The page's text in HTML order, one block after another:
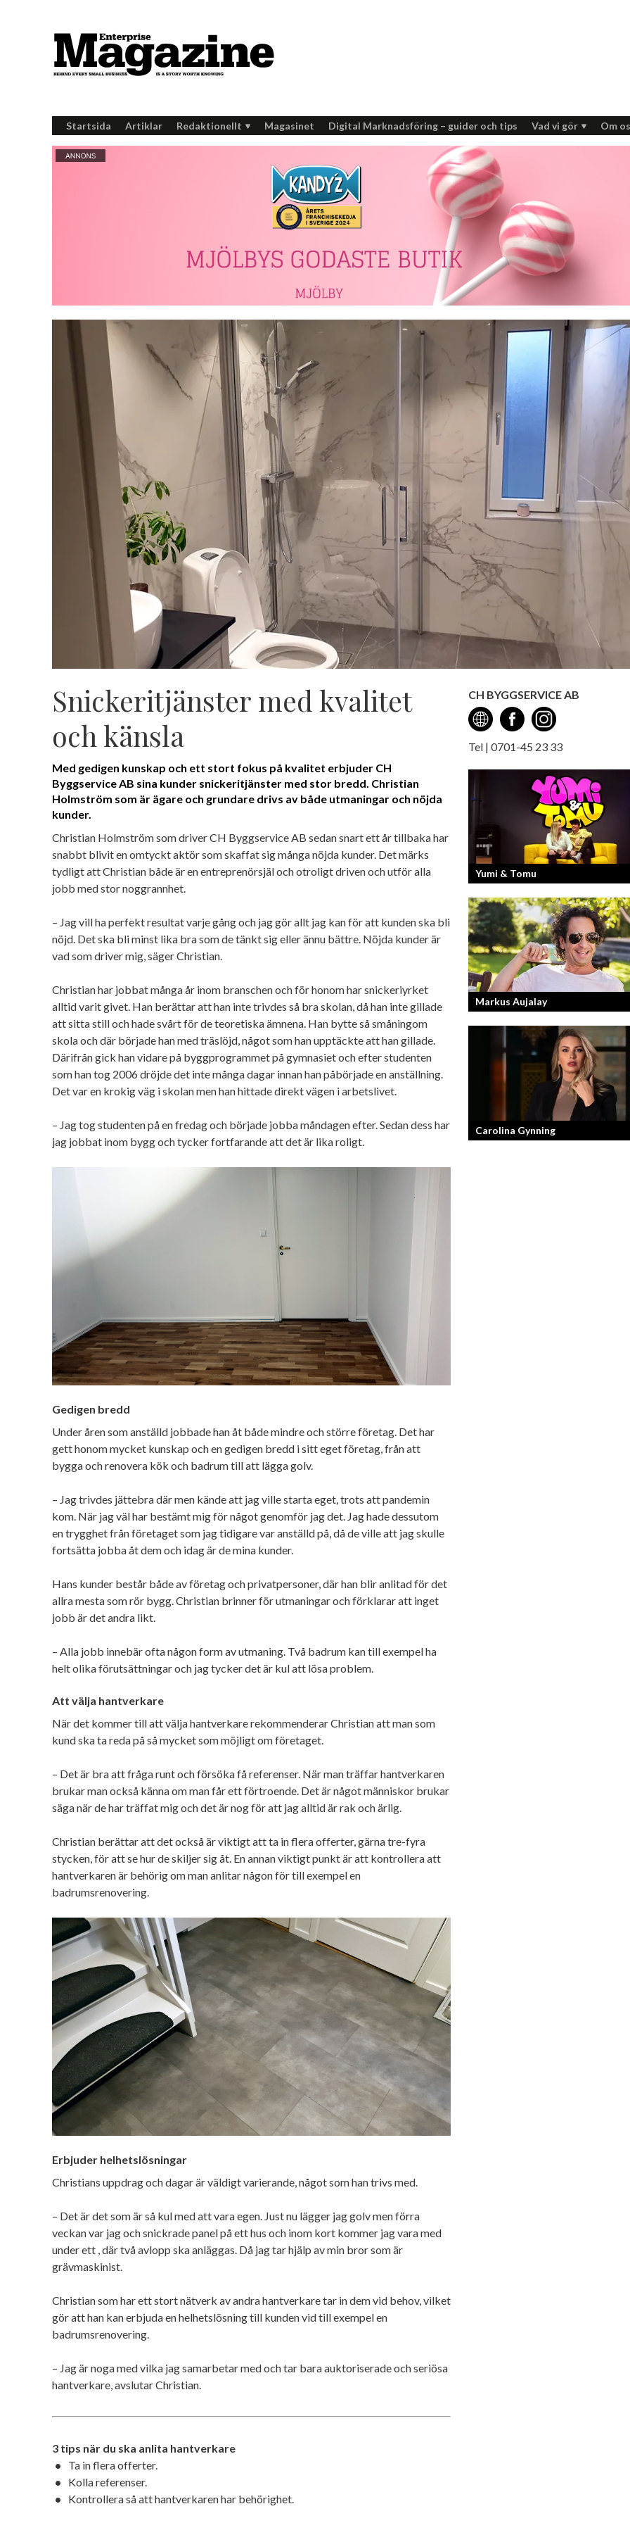
Startsida Artiklar Redaktionellt Magasinet Digital Marknadsföring – guider och tips Vad vi gör Om
Snickeritjänster med kvalitet
och känsla
Med gedigen kunskap och ett stort fokus på kvalitet erbjuder CH
Byggservice AB sina kunder snickeritjänster med stor bredd. Christian
Holmström som är ägare och grundare drivs av både utmaningar och nöjda
kunder.
Christian Holmström som driver CH Byggservice AB sedan snart ett år tillbaka har
snabbt blivit en omtyckt aktör som skaffat sig många nöjda kunder. Det märks
tydligt att Christian både är en entreprenörsjäl och otroligt driven och utför alla
jobb med stor noggrannhet.
– Jag vill ha perfekt resultat varje gång och jag gör allt jag kan för att kunden ska bli
nöjd. Det ska bli minst lika bra som de tänkt sig eller ännu bättre. Nöjda kunder är
vad som driver mig, säger Christian.
Christian har jobbat många år inom branschen och för honom har snickeriyrket
alltid varit givet. Han berättar att han inte trivdes så bra skolan, då han inte gillade
att sitta still och hade svårt för de teoretiska ämnena. Han bytte så småningom
skola och där började han med träslöjd, något som han upptäckte att han gillade.
Därifrån gick han vidare på byggprogrammet på gymnasiet och efter studenten
som han tog 2006 dröjde det inte många dagar innan han påbörjade en anställning.
Det var en krokig väg i skolan men han hittade direkt vägen i arbetslivet.
– Jag tog studenten på en fredag och började jobba måndagen efter. Sedan dess har
jag jobbat inom bygg och tycker fortfarande att det är lika roligt.
Gedigen bredd
Under åren som anställd jobbade han åt både mindre och större företag. Det har
gett honom mycket kunskap och en gedigen bredd i sitt eget företag, från att
bygga och renovera kök och badrum till att lägga golv.
– Jag trivdes jättebra där men kände att jag ville starta eget, trots att pandemin
kom. När jag väl har bestämt mig för något genomför jag det. Jag hade dessutom
en trygghet från företaget som jag tidigare var anställd på, då de ville att jag skulle
fortsätta jobba åt dem och idag är de mina kunder.
Hans kunder består både av företag och privatpersoner, där han blir anlitad för det
allra mesta som rör bygg. Christian brinner för utmaningar och förklarar att inget
jobb är det andra likt.
– Alla jobb innebär ofta någon form av utmaning. Två badrum kan till exempel ha
helt olika förutsättningar och jag tycker det är kul att lösa problem.
Att välja hantverkare
När det kommer till att välja hantverkare rekommenderar Christian att man som
kund ska ta reda på så mycket som möjligt om företaget.
– Det är bra att fråga runt och försöka få referenser. När man träffar hantverkaren
brukar man också känna om man får ett förtroende. Det är något människor brukar
säga när de har träffat mig och det är nog för att jag alltid är rak och ärlig.
Christian berättar att det också är viktigt att ta in flera offerter, gärna tre-fyra
stycken, för att se hur de skiljer sig åt. En annan viktigt punkt är att kontrollera att
hantverkaren är behörig om man anlitar någon för till exempel en
badrumsrenovering.
Erbjuder helhetslösningar
Christians uppdrag och dagar är väldigt varierande, något som han trivs med.
– Det är det som är så kul med att vara egen. Just nu lägger jag golv men förra
veckan var jag och snickrade panel på ett hus och inom kort kommer jag vara med
under ett , där två avlopp ska anläggas. Då jag tar hjälp av min bror som är
grävmaskinist.
Christian som har ett stort nätverk av andra hantverkare tar in dem vid behov, vilket
gör att han kan erbjuda en helhetslösning till kunden vid till exempel en
badrumsrenovering.
– Jag är noga med vilka jag samarbetar med och tar bara auktoriserade och seriösa
hantverkare, avslutar Christian.
3 tips när du ska anlita hantverkare
Ta in flera offerter.
Kolla referenser.
Kontrollera så att hantverkaren har behörighet.
CH BYGGSERVICE AB
Tel | 0701-45 23 33
Yumi & Tomu
Läs mer om deras liv som YouTubers
Entreprenörer
Markus Aujalay
Sveriges tuffaste matjury är epitetet
Sveriges Mästerkock. Markus
domaren som ger mästerkockarna
mardrömmar.
Carolina Gynning